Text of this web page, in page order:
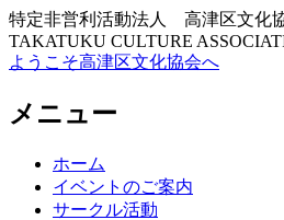
特定非営利活動法人 高津区文化
TAKATUKU CULTURE
ようこそ高津区文化協会へ
メニュー
ホーム
イベントのご案内
サークル活動